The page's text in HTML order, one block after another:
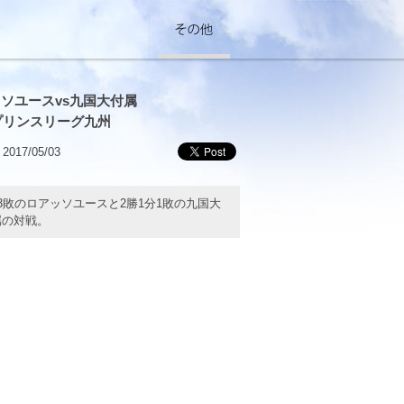
ユースvs九国大付属
ンスリーグ九州
05/03
敗のロアッソユースと2勝1分1敗の九国大
対戦。